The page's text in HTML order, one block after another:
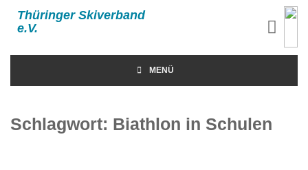
Thüringer Skiverband
e.V.
MENÜ
Schlagwort: Biathlon in Schulen